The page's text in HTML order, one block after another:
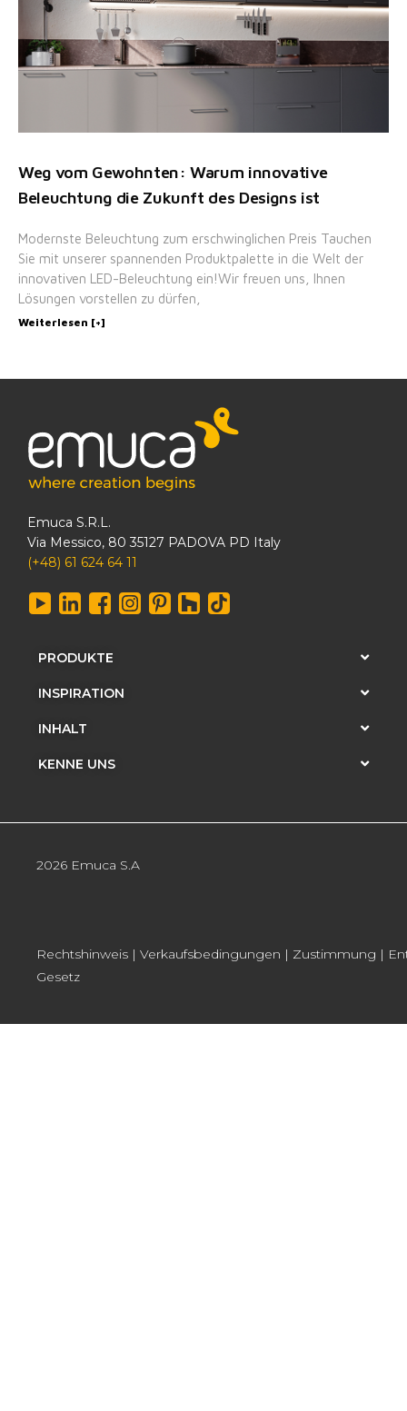
Weg vom Gewohnten: Warum innovative
Beleuchtung die Zukunft des Designs ist
Modernste Beleuchtung zum erschwinglichen Preis Tauchen
Sie mit unserer spannenden Produktpalette in die Welt der
innovativen LED-Beleuchtung ein!Wir freuen uns, Ihnen
Lösungen vorstellen zu dürfen,
Weiterlesen [+]
Emuca S.R.L.
Via Messico, 80 35127 PADOVA PD Italy
(+48) 61 624 64 11
PRODUKTE
INSPIRATION
INHALT
KENNE UNS
2026 Emuca S.A
Rechtshinweis | Verkaufsbedingungen | Zustimmung |
Gesetz